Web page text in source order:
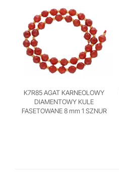
K7R85 AGAT KARNEOLOWY
DIAMENTOWY KULE
FASETOWANE 8 mm 1 SZNUR